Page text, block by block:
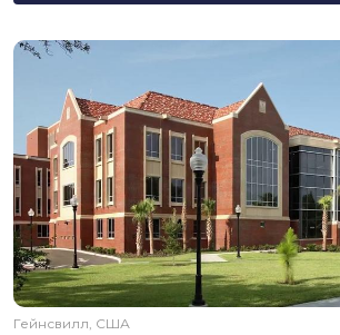
Гейнсвилл, США